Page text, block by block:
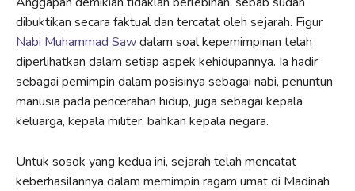
dibuktikan secara faktual dan tercatat oleh sejarah. Figur
Nabi Muhammad Sawdalam soal kepemimpinan telah
diperlihatkan dalam setiap aspek kehidupannya. Ia hadir
sebagai pemimpin dalam posisinya sebagai nabi, penuntun
manusia pada pencerahan hidup, juga sebagai kepala
keluarga, kepala militer, bahkan kepala negara.
Untuk sosok yang kedua ini, sejarah telah mencatat
keberhasilannya dalam memimpin ragam umat di Madinah